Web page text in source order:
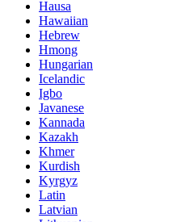
Hausa
Hawaiian
Hebrew
Hmong
Hungarian
Icelandic
Igbo
Javanese
Kannada
Kazakh
Khmer
Kurdish
Kyrgyz
Latin
Latvian